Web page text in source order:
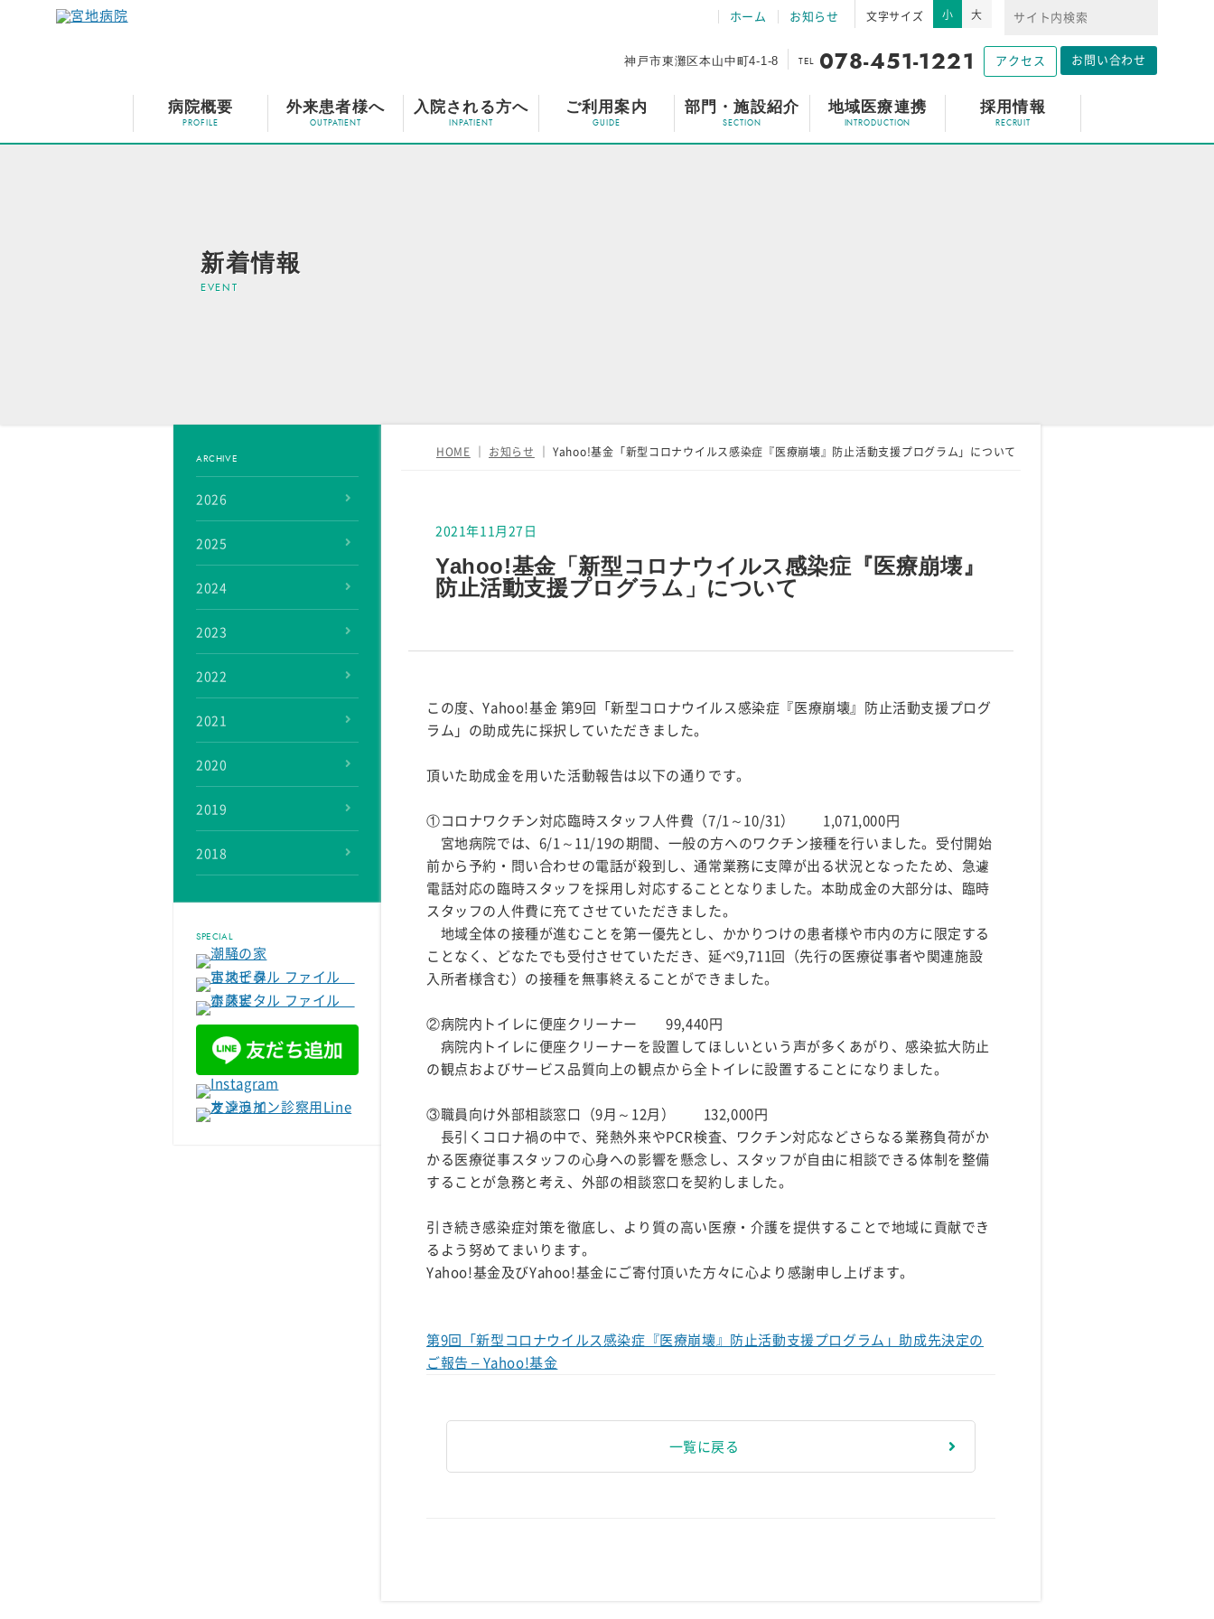
ホーム お知らせ 文字サイズ 小 大
神戸市東灘区本山中町4-1-8 TEL 078-451-1221 アクセス お問い合わせ
病院概要 外来患者様へ 入院される方へ ご利用案内 部門・施設紹介 地域医療連携 採用情報
新着情報
HOME お知らせ ｜Yahoo!基金「新型コロナウイルス感染症『医療崩壊』防止活動支援プログラム」について
2021年11月27日
Yahoo!基金「新型コロナウイルス感染症『医療崩壊』
防止活動支援プログラム」について
この度、Yahoo!基金 第9回「新型コロナウイルス感染症『医療崩壊』防止活動支援プログ
ラム」の助成先に採択していただきました。
頂いた助成金を用いた活動報告は以下の通りです。
①コロナワクチン対応臨時スタッフ人件費（7/1～10/31） 1,071,000円
宮地病院では、6/1～11/19の期間、一般の方へのワクチン接種を行いました。受付開始
前から予約・問い合わせの電話が殺到し、通常業務に支障が出る状況となったため、急遽
電話対応の臨時スタッフを採用し対応することとなりました。本助成金の大部分は、臨時
スタッフの人件費に充てさせていただきました。
地域全体の接種が進むことを第一優先とし、かかりつけの患者様や市内の方に限定する
ことなく、どなたでも受付させていただき、延べ9,711回（先行の医療従事者や関連施設
入所者様含む）の接種を無事終えることができました。
②病院内トイレに便座クリーナー 99,440円
病院内トイレに便座クリーナーを設置してほしいという声が多くあがり、感染拡大防止
の観点およびサービス品質向上の観点から全トイレに設置することになりました。
③職員向け外部相談窓口（9月～12月） 132,000円
長引くコロナ禍の中で、発熱外来やPCR検査、ワクチン対応などさらなる業務負荷がか
かる医療従事スタッフの心身への影響を懸念し、スタッフが自由に相談できる体制を整備
することが急務と考え、外部の相談窓口を契約しました。
引き続き感染症対策を徹底し、より質の高い医療・介護を提供することで地域に貢献でき
るよう努めてまいります。
Yahoo!基金及びYahoo!基金にご寄付頂いた方々に心より感謝申し上げます。
第9回「新型コロナウイルス感染症『医療崩壊』防止活動支援プログラム」助成先決定の
ご報告 – Yahoo!基金
一覧に戻る
ARCHIVE
2026
2025
2024
2023
2022
2021
2020
2019
2018
SPECIAL